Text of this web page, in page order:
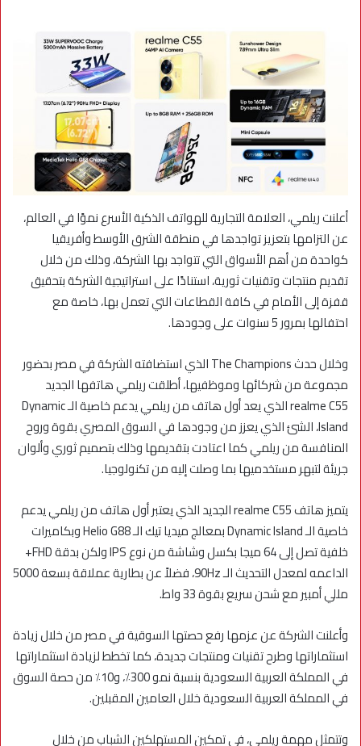
أعلنت ريلمي، العلامة التجارية للهواتف الذكية الأسرع نموًا في العالم،
عن التزامها بتعزيز تواجدها في منطقة الشرق الأوسط وأفريقيا
كواحدة من أهم الأسواق التي تتواجد بها الشركة، وذلك من خلال
تقديم منتجات وتقنيات ثورية، استنادًا على استراتيجية الشركة بتحقيق
قفزة إلى الأمام في كافة القطاعات التي تعمل بها، خاصة مع
احتفالها بمرور 5 سنوات على وجودها.
وخلال حدث The Champions الذي استضافته الشركة في مصر بحضور
مجموعة من شركائها وموظفيها، أطلقت ريلمي هاتفها الجديد
realme C55 الذي يعد أول هاتف من ريلمي يدعم خاصية الـ Dynamic
Island، الشئ الذي يعزز من وجودها في السوق المصري بقوة وروح
المنافسة من ريلمي كما اعتادت بتقديمها وذلك بتصميم ثوري وألوان
جريئة لتبهر مستخدميها بما وصلت إليه من تكنولوجيا.
يتميز هاتف realme C55 الجديد الذي يعتبر أول هاتف من ريلمي يدعم
خاصية الـ Dynamic Island بمعالج ميديا تيك الـ Helio G88 وبكاميرات
خلفية تصل إلى 64 ميجا بكسل وشاشة من نوع IPS ولكن بدقة FHD+
الداعمه لمعدل التحديث الـ 90Hz، فضلاً عن بطارية عملاقة بسعة 5000
مللي أمبير مع شحن سريع بقوة 33 واط.
وأعلنت الشركة عن عزمها رفع حصتها السوقية في مصر من خلال زيادة
استثماراتها وطرح تقنيات ومنتجات جديدة، كما تخطط لزيادة استثماراتها
في المملكة العربية السعودية بنسبة نمو 300٪، و10٪ من حصة السوق
في المملكة العربية السعودية خلال العامين المقبلين.
وتتمثل مهمة ريلمي، في تمكين المستهلكين الشباب من خلال